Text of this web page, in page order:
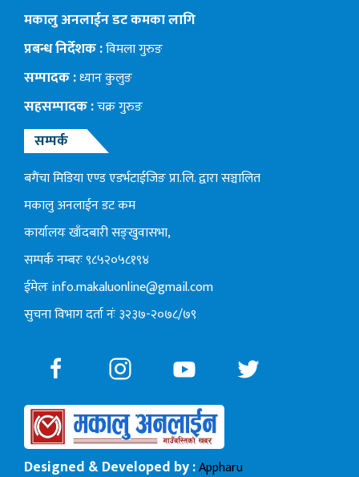
मकालु अनलाईन डट कमका लागि
प्रबन्ध निर्देशक :विमला गुरुङ
सम्पादक :ध्यान कुलुङ
सहसम्पादक :चक्र गुरुङ
सम्पर्क
बगैंचा मिडिया एण्ड एडर्भटाईजिङ प्रा.लि. द्वारा सञ्चालित
मकालु अनलाईन डट कम
कार्यालयः खाँदबारी सङ्खुवासभा,
सम्पर्क नम्बरः ९८५२०५८१९४
ईमेलःinfo.makaluonline@gmail.com
सुचना विभाग दर्ता नंः ३२३७-२०७८/७९
Designed & Developed by :Appharu